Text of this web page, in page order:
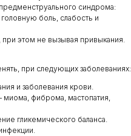
синдрома:
боль, слабость и
этом не вызывая привыкания.
при следующих заболеваниях:
и заболевания крови.
фиброма, мастопатия,
гликемического баланса.